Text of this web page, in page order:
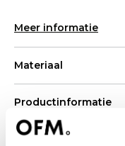
Meer informatie
Materiaal
Productinformatie
Bezorgen en